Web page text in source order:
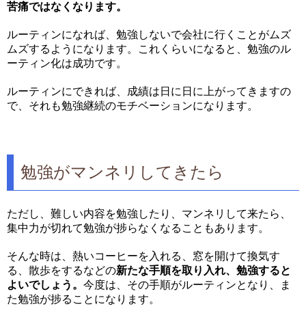
苦痛ではなくなります。
ルーティンになれば、勉強しないで会社に行くことがムズ
ムズするようになります。これくらいになると、勉強のル
ーティン化は成功です。
ルーティンにできれば、成績は日に日に上がってきますの
で、それも勉強継続のモチベーションになります。
勉強がマンネリしてきたら
ただし、難しい内容を勉強したり、マンネリして来たら、
集中力が切れて勉強が捗らなくなることもあります。
そんな時は、熱いコーヒーを入れる、窓を開けて換気す
る、散歩をするなどの新たな手順を取り入れ、勉強すると
よいでしょう。 今度は、その手順がルーティンとなり、ま
た勉強が捗ることになります。